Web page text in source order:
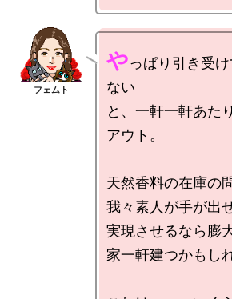
やっぱり引き受
ない
と、一軒一軒あた
アウト。
天然香料の在庫の
我々素人が手が出
実現させるなら膨
家一軒建つかもし